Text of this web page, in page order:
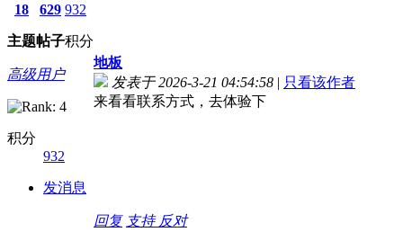
18
主题
629
帖子
932
积分
高级用户
积分
932
发消息
地板
发表于 2026-3-21 04:54:58 | 只看该作者
来看看联系方式，去体验下
回复 支持 反对